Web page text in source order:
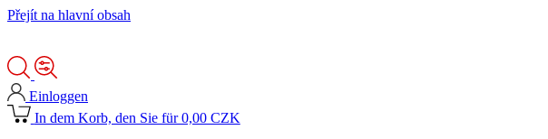
Přejít na hlavní obsah
Einloggen
In dem Korb, den Sie für 0,00 CZK